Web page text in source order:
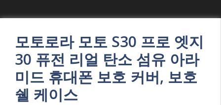
모토로라 모토 S30 프로 엣지
30 퓨전 리얼 탄소 섬유 아라
미드 휴대폰 보호 커버, 보호
쉘 케이스